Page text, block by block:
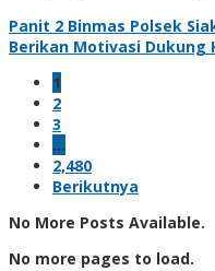
Panit 2 Binmas Polsek
Berikan Motivasi Dukung
1
2
3
…
2,480
Berikutnya
No More Posts Available.
No more pages to load.